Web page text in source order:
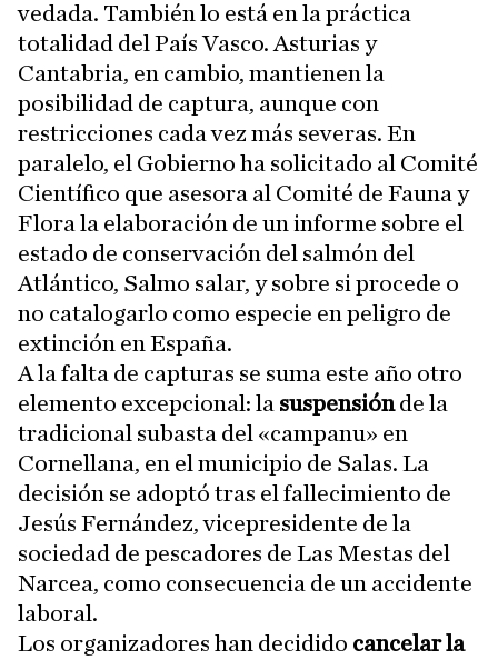
vedada. También lo está en la práctica
totalidad del País Vasco. Asturias y
Cantabria, en cambio, mantienen la
posibilidad de captura, aunque con
restricciones cada vez más severas. En
paralelo, el Gobierno ha solicitado al Comité
Científico que asesora al Comité de Fauna y
Flora la elaboración de un informe sobre el
estado de conservación del salmón del
Atlántico, Salmo salar, y sobre si procede o
no catalogarlo como especie en peligro de
extinción en España.
A la falta de capturas se suma este año otro
elemento excepcional: la suspensiónde la
tradicional subasta del «campanu» en
Cornellana, en el municipio de Salas. La
decisión se adoptó tras el fallecimiento de
Jesús Fernández, vicepresidente de la
sociedad de pescadores de Las Mestas del
Narcea, como consecuencia de un accidente
laboral.
Los organizadores han decidido cancelar la